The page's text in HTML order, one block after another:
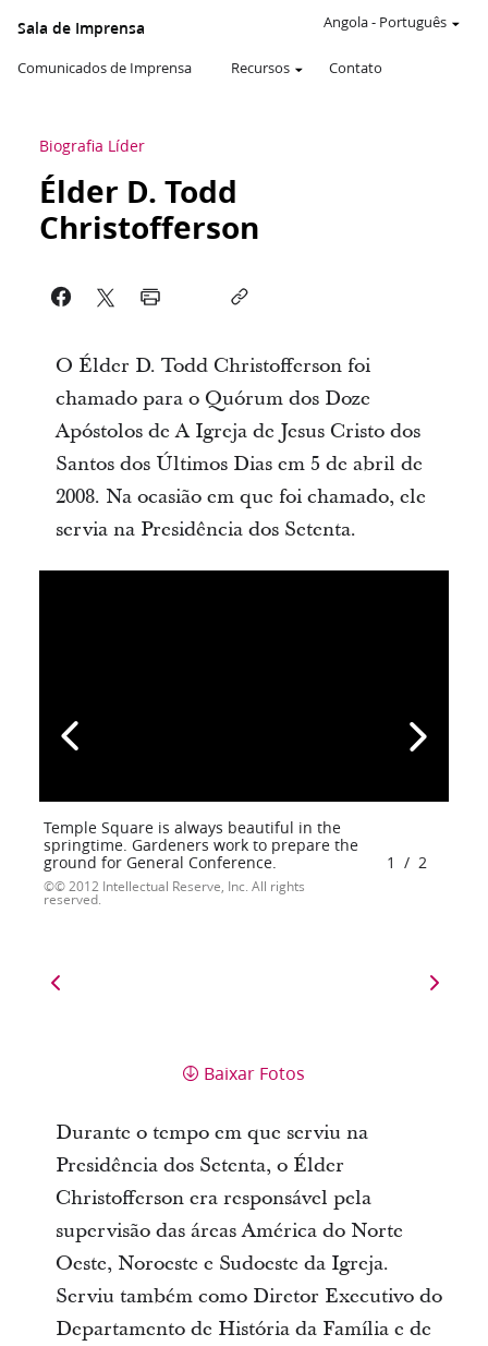
Sala de Imprensa
Comunicados de Imprensa Recursos Contato
Angola- Português
Biografia Líder
Élder D. Todd
Christofferson
O Élder D. Todd Christofferson foi
chamado para o Quórum dos Doze
Apóstolos de A Igreja de Jesus Cristo dos
Santos dos Últimos Dias em 5 de abril de
2008. Na ocasião em que foi chamado, ele
servia na Presidência dos Setenta.
Temple Square is always beautiful in the
springtime. Gardeners work to prepare the
ground for General Conference.
© 2012 Intellectual Reserve, Inc. All rights
reserved.
1 / 2
Baixar Fotos
Durante o tempo em que serviu na
Presidência dos Setenta, o Élder
Christofferson era responsável pela
supervisão das áreas América do Norte
Oeste, Noroeste e Sudoeste da Igreja.
Serviu também como Diretor Executivo do
Departamento de História da Família e de